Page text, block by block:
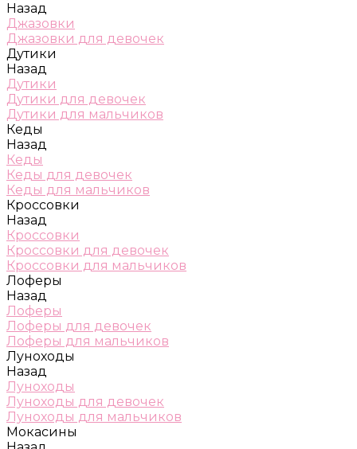
Назад
Джазовки
Джазовки для девочек
Дутики
Назад
Дутики
Дутики для девочек
Дутики для мальчиков
Кеды
Назад
Кеды
Кеды для девочек
Кеды для мальчиков
Кроссовки
Назад
Кроссовки
Кроссовки для девочек
Кроссовки для мальчиков
Лоферы
Назад
Лоферы
Лоферы для девочек
Лоферы для мальчиков
Луноходы
Назад
Луноходы
Луноходы для девочек
Луноходы для мальчиков
Мокасины